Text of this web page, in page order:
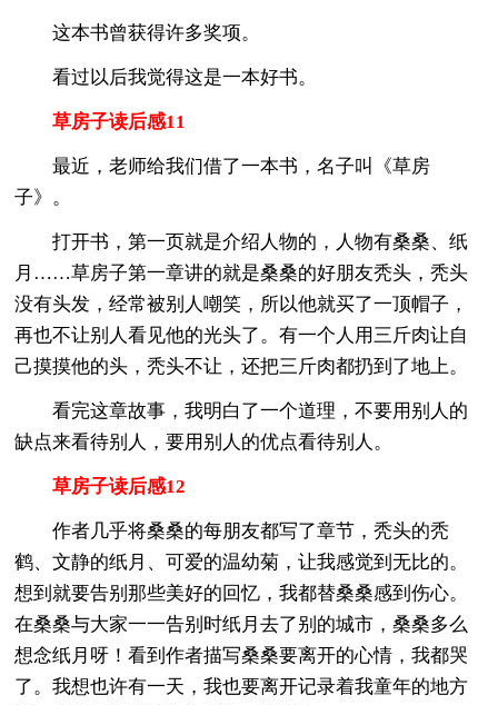
这本书曾获得许多奖项。
看过以后我觉得这是一本好书。
草房子读后感11
最近，老师给我们借了一本书，名子叫《草房
子》。
打开书，第一页就是介绍人物的，人物有桑桑、纸
月……草房子第一章讲的就是桑桑的好朋友秃头，秃头
没有头发，经常被别人嘲笑，所以他就买了一顶帽子，
再也不让别人看见他的光头了。有一个人用三斤肉让自
己摸摸他的头，秃头不让，还把三斤肉都扔到了地上。
看完这章故事，我明白了一个道理，不要用别人的
缺点来看待别人，要用别人的优点看待别人。
草房子读后感12
作者几乎将桑桑的每朋友都写了章节，秃头的秃
鹤、文静的纸月、可爱的温幼菊，让我感觉到无比的。
想到就要告别那些美好的回忆，我都替桑桑感到伤心。
在桑桑与大家一一告别时纸月去了别的城市，桑桑多么
想念纸月呀！看到作者描写桑桑要离开的心情，我都哭
了。我想也许有一天，我也要离开记录着我童年的地方